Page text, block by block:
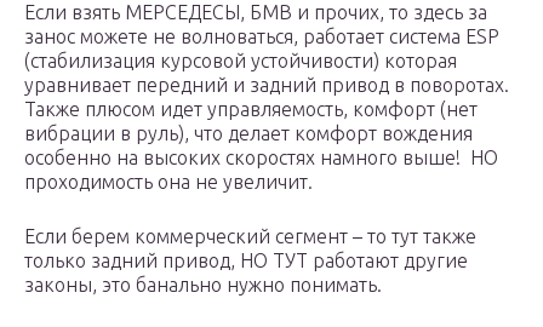
Если взять МЕРСЕДЕСЫ, БМВ и прочих, то здесь за
занос можете не волноваться, работает система ESP
(стабилизация курсовой устойчивости) которая
уравнивает передний и задний привод в поворотах.
Также плюсом идет управляемость, комфорт (нет
вибрации в руль), что делает комфорт вождения
особенно на высоких скоростях намного выше! НО
проходимость она не увеличит.
Если берем коммерческий сегмент – то тут также
только задний привод, НО ТУТ работают другие
законы, это банально нужно понимать.